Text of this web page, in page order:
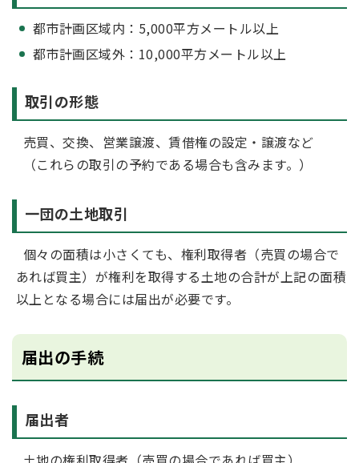
都市計画区域内：5,000平方メートル以上
都市計画区域外：10,000平方メートル以上
取引の形態
売買、交換、営業譲渡、賃借権の設定・譲渡など
（これらの取引の予約である場合も含みます。）
一団の土地取引
個々の面積は小さくても、権利取得者（売買の場合で
あれば買主）が権利を取得する土地の合計が上記の面積
以上となる場合には届出が必要です。
届出の手続
届出者